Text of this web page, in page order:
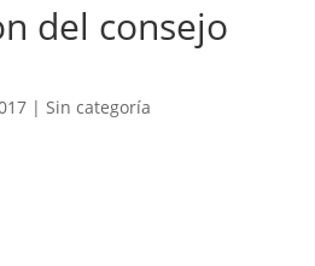
del consejo
| Sin categoría